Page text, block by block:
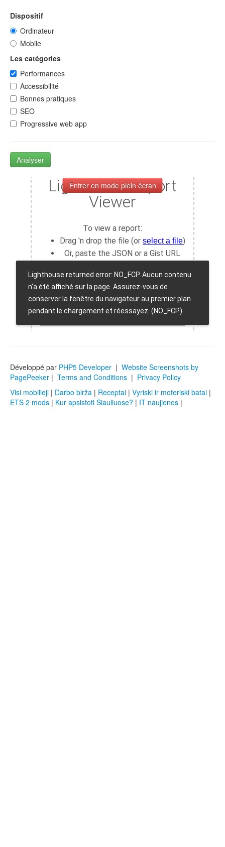
Dispositif
Ordinateur
Mobile
Les catégories
Performances
Accessibilité
Bonnes pratiques
SEO
Progressive web app
Analyser
Entrer en mode plein écran
Développé par PHP5 Developer | Website Screenshots by
PagePeeker | Terms and Conditions | Privacy Policy
Visi mobilieji | Darbo birža | Receptai | Vyriski ir moteriski batai |
ETS 2 mods | Kur apsistoti Šiauliuose? | IT naujienos |